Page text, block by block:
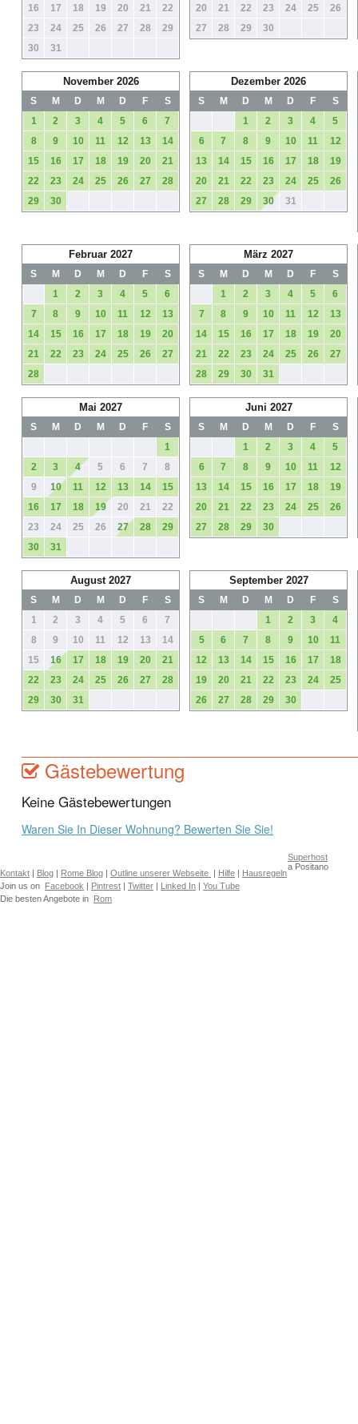
16 17 18 19 20 21
22
23
24 25 26 27 28
29
30
31
20 21 22 23 24 25
26
27
28 29 30
November 2026
S M D M D F
S
1
2 3 4 5 6
7
8
9 10 11 12 13
14
15
16 17 18 19 20
21
22
23 24 25 26 27
28
29
30
Dezember 2026
S M D M D F
S
1
2 3 4
5
6
7 8 9 10 11
12
13
14 15 16 17 18
19
20
21 22 23 24 25
26
27
28 29 30 31
Februar 2027
S M D M D F
S
1
2 3 4 5
6
7
8 9 10 11 12
13
14
15 16 17 18 19
20
21
22 23 24 25 26
27
28
März 2027
S M D M D F
S
1
2 3 4 5
6
7
8 9 10 11 12
13
14
15 16 17 18 19
20
21
22 23 24 25 26
27
28
29 30 31
Mai 2027
S M D M D F
S
1
2
3 4 5 6 7
8
9
10 11 12 13 14
15
16
17 18 19 20 21
22
23
24 25 26 27 28
29
30
31
Juni 2027
S M D M D F
S
1
2 3 4
5
6
7 8 9 10 11
12
13
14 15 16 17 18
19
20
21 22 23 24 25
26
27
28 29 30
August 2027
S M D M D F
S
1
2 3 4 5 6
7
8
9 10 11 12 13
14
15
16 17 18 19 20
21
22
23 24 25 26 27
28
29
30 31
September 2027
S M D M D F
S
1
2 3
4
5
6 7 8 9 10
11
12
13 14 15 16 17
18
19
20 21 22 23 24
25
26
27 28 29 30
Gästebewertung
Keine Gästebewertungen
Waren Sie In Dieser Wohnung? Bewerten Sie Sie!
Kontakt | Blog | Rome Blog | Outline unserer Webseite | Hilfe | Hausregeln
Join us on Facebook | Pintrest | Twitter | Linked In | You Tube
Die besten Angebote in Rom
Superhost
a Positano